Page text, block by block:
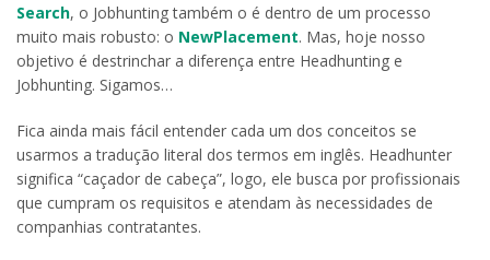
Search, o Jobhunting também o é dentro de um processo
muito mais robusto: o NewPlacement. Mas, hoje nosso
objetivo é destrinchar a diferença entre Headhunting e
Jobhunting. Sigamos…
Fica ainda mais fácil entender cada um dos conceitos se
usarmos a tradução literal dos termos em inglês. Headhunter
significa “caçador de cabeça”, logo, ele busca por profissionais
que cumpram os requisitos e atendam às necessidades de
companhias contratantes.